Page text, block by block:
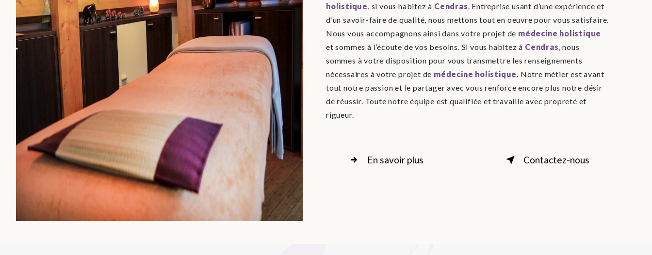
holistique, si vous habitez à Cendras. Entreprise usant d’une expérience et
d’un savoir-faire de qualité, nous mettons tout en oeuvre pour vous satisfaire.
Nous vous accompagnons ainsi dans votre projet de médecine holistique
et sommes à l’écoute de vos besoins. Si vous habitez à Cendras, nous
sommes à votre disposition pour vous transmettre les renseignements
nécessaires à votre projet de médecine holistique. Notre métier est avant
tout notre passion et le partager avec vous renforce encore plus notre désir
de réussir. Toute notre équipe est qualifiée et travaille avec propreté et
rigueur.
En savoir plus Contactez-nous